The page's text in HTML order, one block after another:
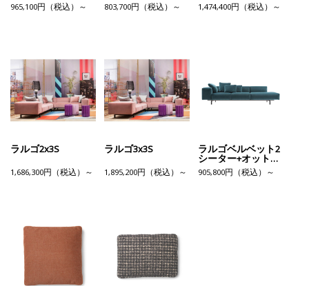
965,100円（税込）～ 803,700円（税込）～ 1,474,400円（税込）～
ラルゴ2x3S
1,686,300円（税込）～
ラルゴ3x3S
1,895,200円（税込）～
ラルゴベルベット2
シーター+オットマ
ンR
905,800円（税込）～